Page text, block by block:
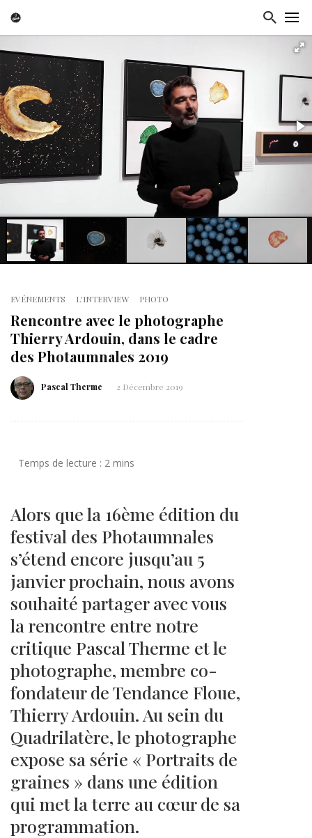
EVÉNEMENTS L'INTERVIEW PHOTO
Rencontre avec le photographe
Thierry Ardouin, dans le cadre
des Photaumnales 2019
Pascal Therme 2 Décembre 2019
Alors que la 16ème édition du
festival des Photaumnales
s’étend encore jusqu’au 5
janvier prochain, nous avons
souhaité partager avec vous
la rencontre entre notre
critique Pascal Therme et le
photographe, membre co-
fondateur de Tendance Floue,
Thierry Ardouin. Au sein du
Quadrilatère, le photographe
expose sa série « Portraits de
graines » dans une édition
qui met la terre au cœur de sa
programmation.